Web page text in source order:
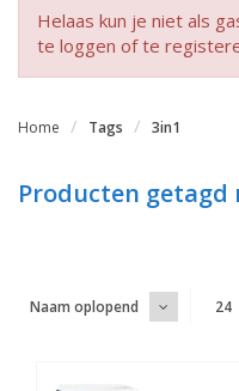
Helaas kun je niet als
te loggen of te
Home Tags 3in1
Producten getagd
Naam oplopend 24